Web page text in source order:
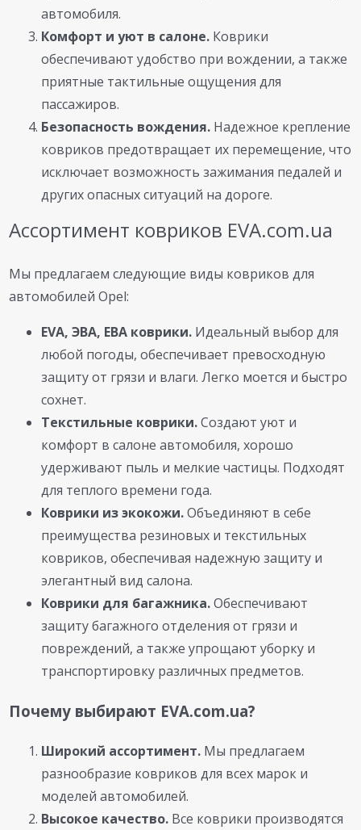
автомобиля.
Комфорт и уют в салоне. Коврики
обеспечивают удобство при вождении, а также
приятные тактильные ощущения для
пассажиров.
Безопасность вождения. Надежное крепление
ковриков предотвращает их перемещение, что
исключает возможность зажимания педалей и
других опасных ситуаций на дороге.
Ассортимент ковриков EVA.com.ua
Мы предлагаем следующие виды ковриков для
автомобилей Opel:
EVA, ЭВА, ЕВА коврики. Идеальный выбор для
любой погоды, обеспечивает превосходную
защиту от грязи и влаги. Легко моется и быстро
сохнет.
Текстильные коврики.Создают уют и
комфорт в салоне автомобиля, хорошо
удерживают пыль и мелкие частицы. Подходят
для теплого времени года.
Коврики из экокожи.Объединяют в себе
преимущества резиновых и текстильных
ковриков, обеспечивая надежную защиту и
элегантный вид салона.
Коврики для багажника.Обеспечивают
защиту багажного отделения от грязи и
повреждений, а также упрощают уборку и
транспортировку различных предметов.
Почему выбирают EVA.com.ua?
Широкий ассортимент. Мы предлагаем
разнообразие ковриков для всех марок и
моделей автомобилей.
Высокое качество. Все коврики производятся